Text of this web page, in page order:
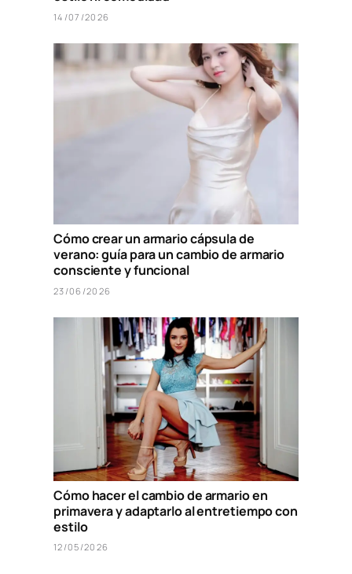
14/07/2026
Cómo crear un armario cápsula de
verano: guía para un cambio de armario
consciente y funcional
23/06/2026
Cómo hacer el cambio de armario en
primavera y adaptarlo al entretiempo con
estilo
12/05/2026